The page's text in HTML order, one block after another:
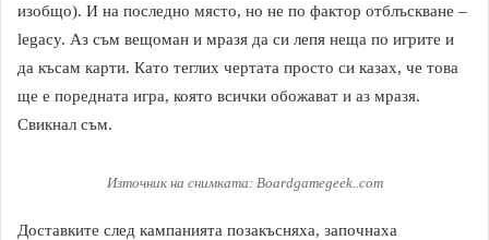
изобщо). И на последно място, но не по фактор отблъскване –
legacy. Аз съм вещоман и мразя да си лепя неща по игрите и
да късам карти. Като теглих чертата просто си казах, че това
ще е поредната игра, която всички обожават и аз мразя.
Свикнал съм.
Източник на снимката: Boardgamegeek..com
Доставките след кампанията позакъсняха, започнаха